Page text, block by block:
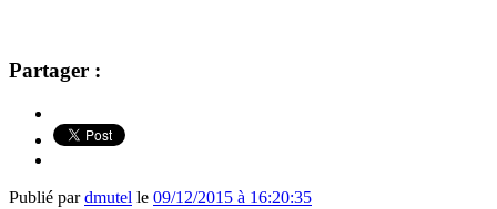
Partager :
Publié pardmutel le 09/12/2015 à 16:20:35